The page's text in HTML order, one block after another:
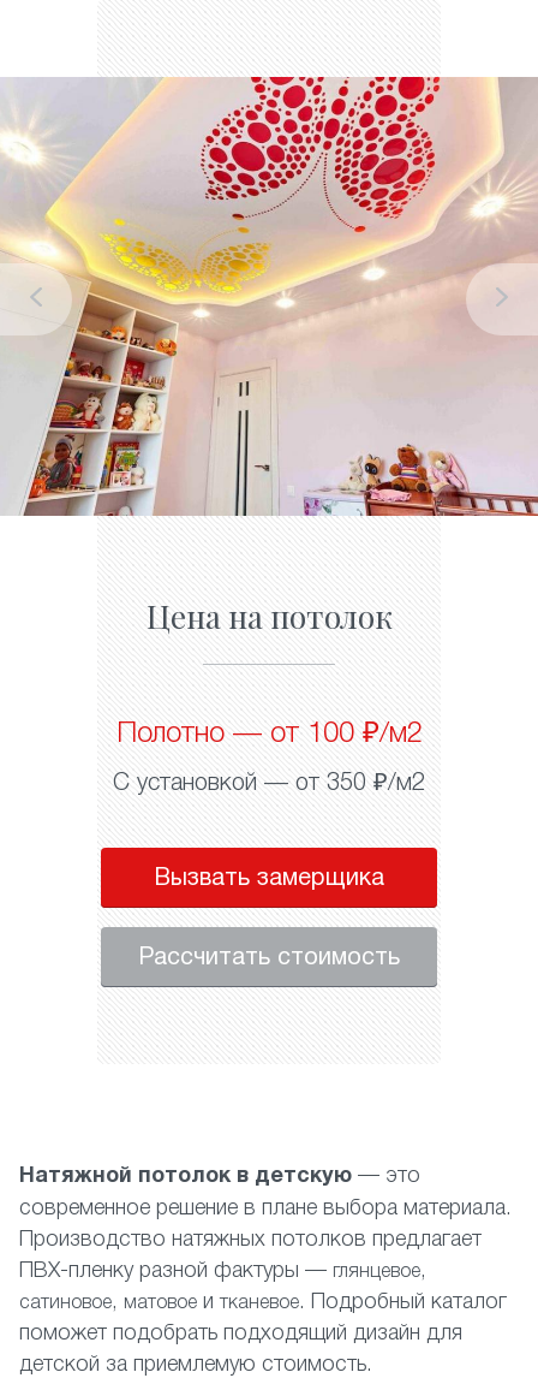
Цена на потолок
Полотно — от 100 ₽/м2
С установкой — от 350 ₽/м2
Вызвать замерщика
Рассчитать стоимость
Натяжной потолок в детскую — это
современное решение в плане выбора материала.
Производство натяжных потолков предлагает
ПВХ-пленку разной фактуры — глянцевое,
сатиновое, матовое итканевое. Подробный каталог
поможет подобрать подходящий дизайн для
детской за приемлемую стоимость.